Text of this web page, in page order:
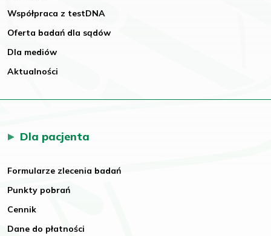
Współpraca z testDNA
Oferta badań dla sądów
Dla mediów
Aktualności
Dla pacjenta
Formularze zlecenia badań
Punkty pobrań
Cennik
Dane do płatności